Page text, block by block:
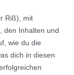
Riß), mit
den Inhalten und
wie du die
dich in diesen